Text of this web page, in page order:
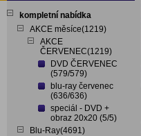
kompletní nabídka
AKCE měsíce(1219)
AKCE
ČERVENEC(1219)
DVD ČERVENEC
(579/579)
blu-ray červenec
(636/636)
speciál - DVD +
obraz 20x20 (5/5)
Blu-Ray(4691)